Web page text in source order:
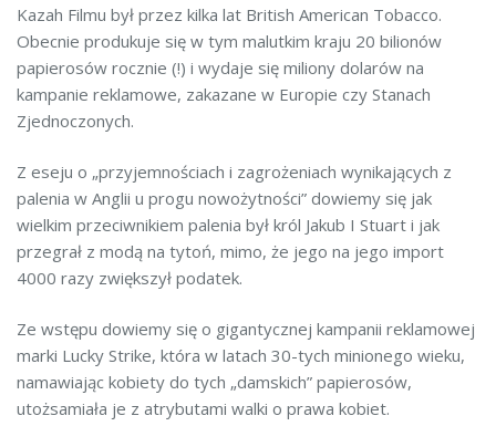
Kazah Filmu był przez kilka lat British American Tobacco.
Obecnie produkuje się w tym malutkim kraju 20 bilionów
papierosów rocznie (!) i wydaje się miliony dolarów na
kampanie reklamowe, zakazane w Europie czy Stanach
Zjednoczonych.
Z eseju o „przyjemnościach i zagrożeniach wynikających z
palenia w Anglii u progu nowożytności” dowiemy się jak
wielkim przeciwnikiem palenia był król Jakub I Stuart i jak
przegrał z modą na tytoń, mimo, że jego na jego import
4000 razy zwiększył podatek.
Ze wstępu dowiemy się o gigantycznej kampanii reklamowej
marki Lucky Strike, która w latach 30-tych minionego wieku,
namawiając kobiety do tych „damskich” papierosów,
utożsamiała je z atrybutami walki o prawa kobiet.